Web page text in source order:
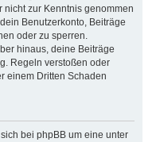
nicht zur Kenntnis genommen
Benutzerkonto, Beiträge
oder zu sperren.
hinaus, deine Beiträge
Regeln verstoßen oder
einem Dritten Schaden
bei phpBB um eine unter